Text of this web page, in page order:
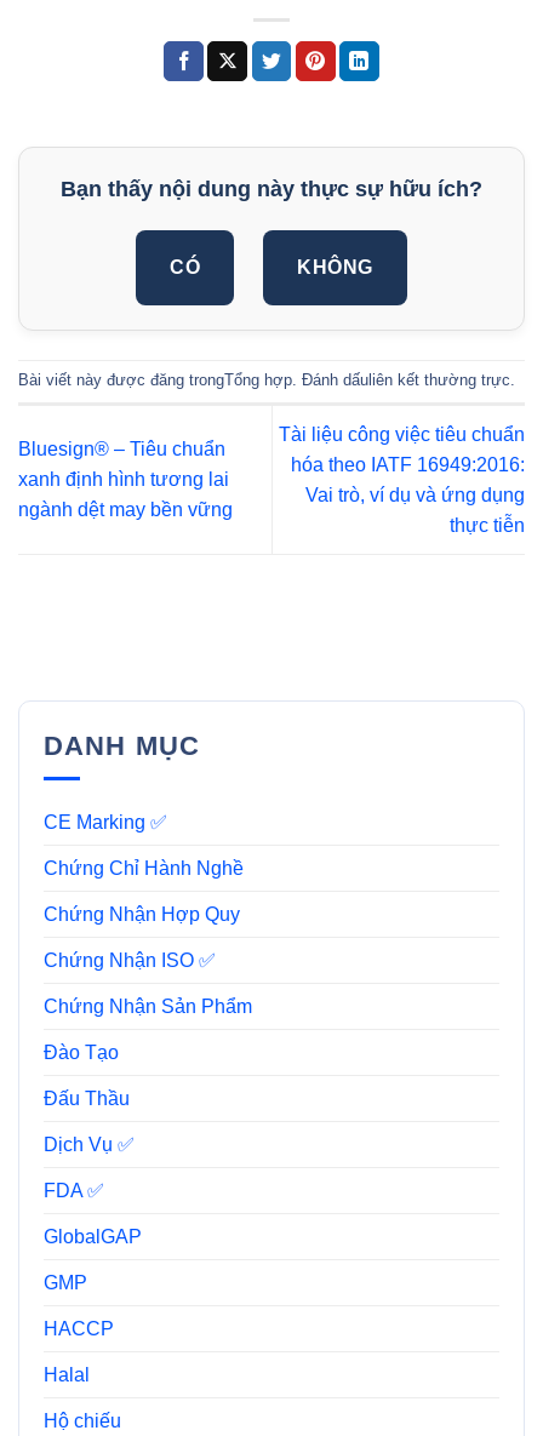
Bạn thấy nội dung này thực sự hữu ích?
CÓ KHÔNG
Bài viết này được đăng trongTổng hợp . Đánh dấu liên kết thường trực
Bluesign® – Tiêu chuẩn
xanh định hình tương lai
ngành dệt may bền vững
Tài liệu công việc tiêu chuẩn
hóa theo IATF 16949:2016:
Vai trò, ví dụ và ứng dụng
thực tiễn
DANH MỤC
CE Marking ✅
Chứng Chỉ Hành Nghề
Chứng Nhận Hợp Quy
Chứng Nhận ISO ✅
Chứng Nhận Sản Phẩm
Đào Tạo
Đấu Thầu
Dịch Vụ ✅
FDA ✅
GlobalGAP
GMP
HACCP
Halal
Hộ chiếu